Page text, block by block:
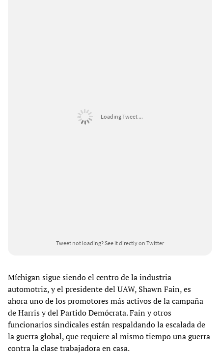
Loading Tweet ...
Tweet not loading?See it directly on Twitter
Míchigan sigue siendo el centro de la industria
automotriz, y el presidente del UAW, Shawn Fain, es
ahora uno de los promotores más activos de la campaña
de Harris y del Partido Demócrata. Fain y otros
funcionarios sindicales están respaldando la escalada de
la guerra global, que requiere al mismo tiempo una guerra
contra la clase trabajadora en casa.